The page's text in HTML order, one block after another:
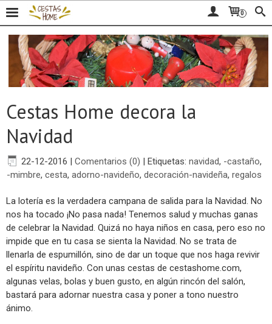
0
Cestas Home decora la
Navidad
22-12-2016 | Comentarios (0) | Etiquetas: navidad, -castaño,
-mimbre, cesta, adorno-navideño, decoración-navideña, regalos
La lotería es la verdadera campana de salida para la Navidad. No
nos ha tocado ¡No pasa nada! Tenemos salud y muchas ganas
de celebrar la Navidad. Quizá no haya niños en casa, pero eso no
impide que en tu casa se sienta la Navidad. No se trata de
llenarla de espumillón, sino de dar un toque que nos haga revivir
el espíritu navideño. Con unas cestas de cestashome.com,
algunas velas, bolas y buen gusto, en algún rincón del salón,
bastará para adornar nuestra casa y poner a tono nuestro
ánimo.